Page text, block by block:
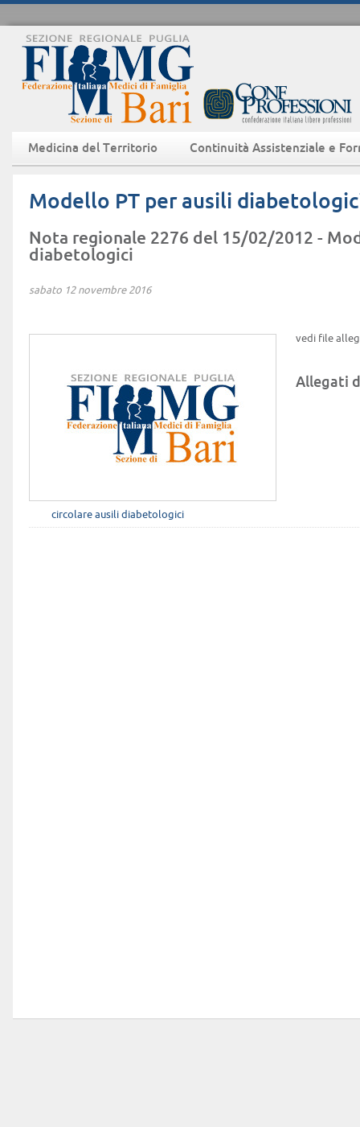
Medicina del Territorio Continuità Assistenziale e
Modello PT per ausili
Nota regionale 2276 del 15/02/2012 -
diabetologici
sabato 12 novembre 2016
vedi file
Allegati
circolare ausili diabetologici